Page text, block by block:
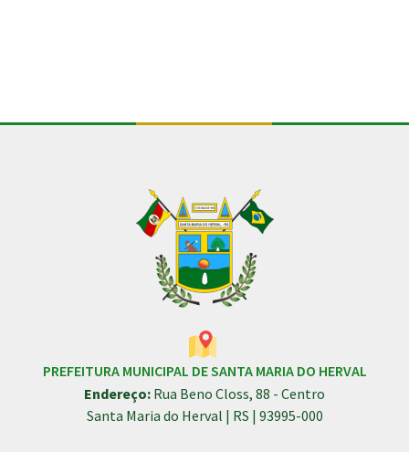
PREFEITURA MUNICIPAL DE SANTA MARIA DO HERVAL
Endereço: Rua Beno Closs, 88 - Centro
Santa Maria do Herval | RS | 93995-000